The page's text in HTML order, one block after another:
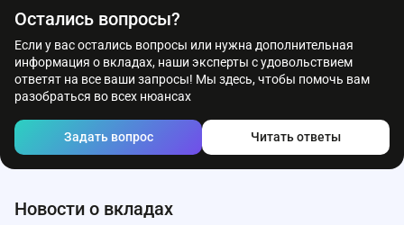
Остались вопросы?
Если у вас остались вопросы или нужна дополнительная
информация о вкладах, наши эксперты с удовольствием
ответят на все ваши запросы! Мы здесь, чтобы помочь вам
разобраться во всех нюансах
Задать вопрос Читать ответы
Новости о вкладах